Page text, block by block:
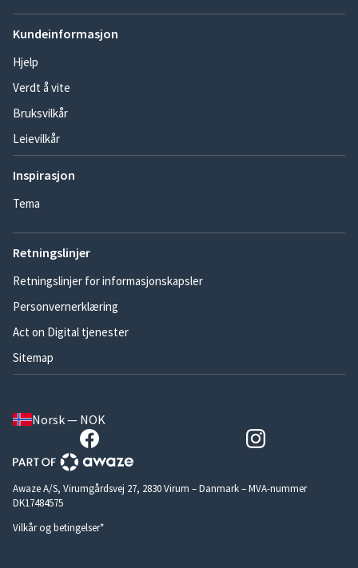
Kundeinformasjon
Hjelp
Verdt å vite
Bruksvilkår
Leievilkår
Inspirasjon
Tema
Retningslinjer
Retningslinjer for informasjonskapsler
Personvernerklæring
Act on Digital tjenester
Sitemap
Norsk — NOK
Awaze A/S, Virumgårdsvej 27, 2830 Virum – Danmark – MVA-nummer
DK17484575
Vilkår og betingelser*